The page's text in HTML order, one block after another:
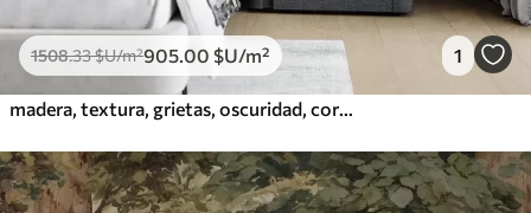
1508.33$U/m²905 .00 $U/m² 1